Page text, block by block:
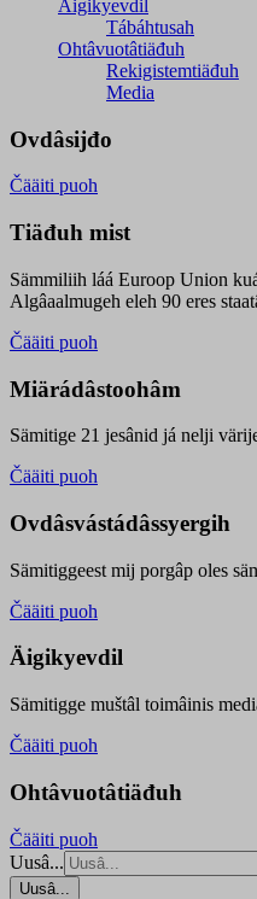
Äigikyevdil
Tábáhtusah
Ohtâvuotâtiäđuh
Rekigistemtiäđuh
Media
Ovdâsijđo
Čääiti puoh
Tiäđuh mist
Sämmiliih láá Euroop Union
Algâaalmugeh eleh 90 eres
Čääiti puoh
Miärádâstoohâm
Sämitige 21 jesânid já nelji
Čääiti puoh
Ovdâsvástádâssyergih
Sämitiggeest mij porgâp oles
Čääiti puoh
Äigikyevdil
Sämitigge muštâl toimâinis
Čääiti puoh
Ohtâvuotâtiäđuh
Čääiti puoh
Uusâ...
Uusâ...